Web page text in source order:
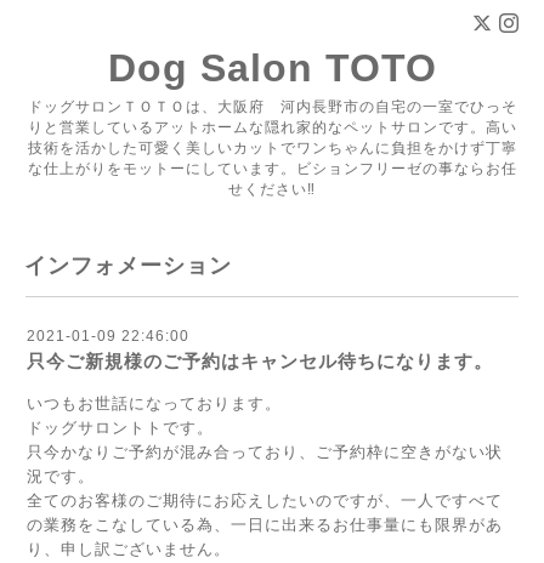
Dog Salon TOTO
ドッグサロンＴＯＴＯは、大阪府 河内長野市の自宅の一室でひっそ
りと営業しているアットホームな隠れ家的なペットサロンです。高い
技術を活かした可愛く美しいカットでワンちゃんに負担をかけず丁寧
な仕上がりをモットーにしています。ビションフリーゼの事ならお任
せください‼
インフォメーション
2021-01-09 22:46:00
只今ご新規様のご予約はキャンセル待ちになります。
いつもお世話になっております。
ドッグサロントトです。
只今かなりご予約が混み合っており、ご予約枠に空きがない状
況です。
全てのお客様のご期待にお応えしたいのですが、一人ですべて
の業務をこなしている為、一日に出来るお仕事量にも限界があ
り、申し訳ございません。